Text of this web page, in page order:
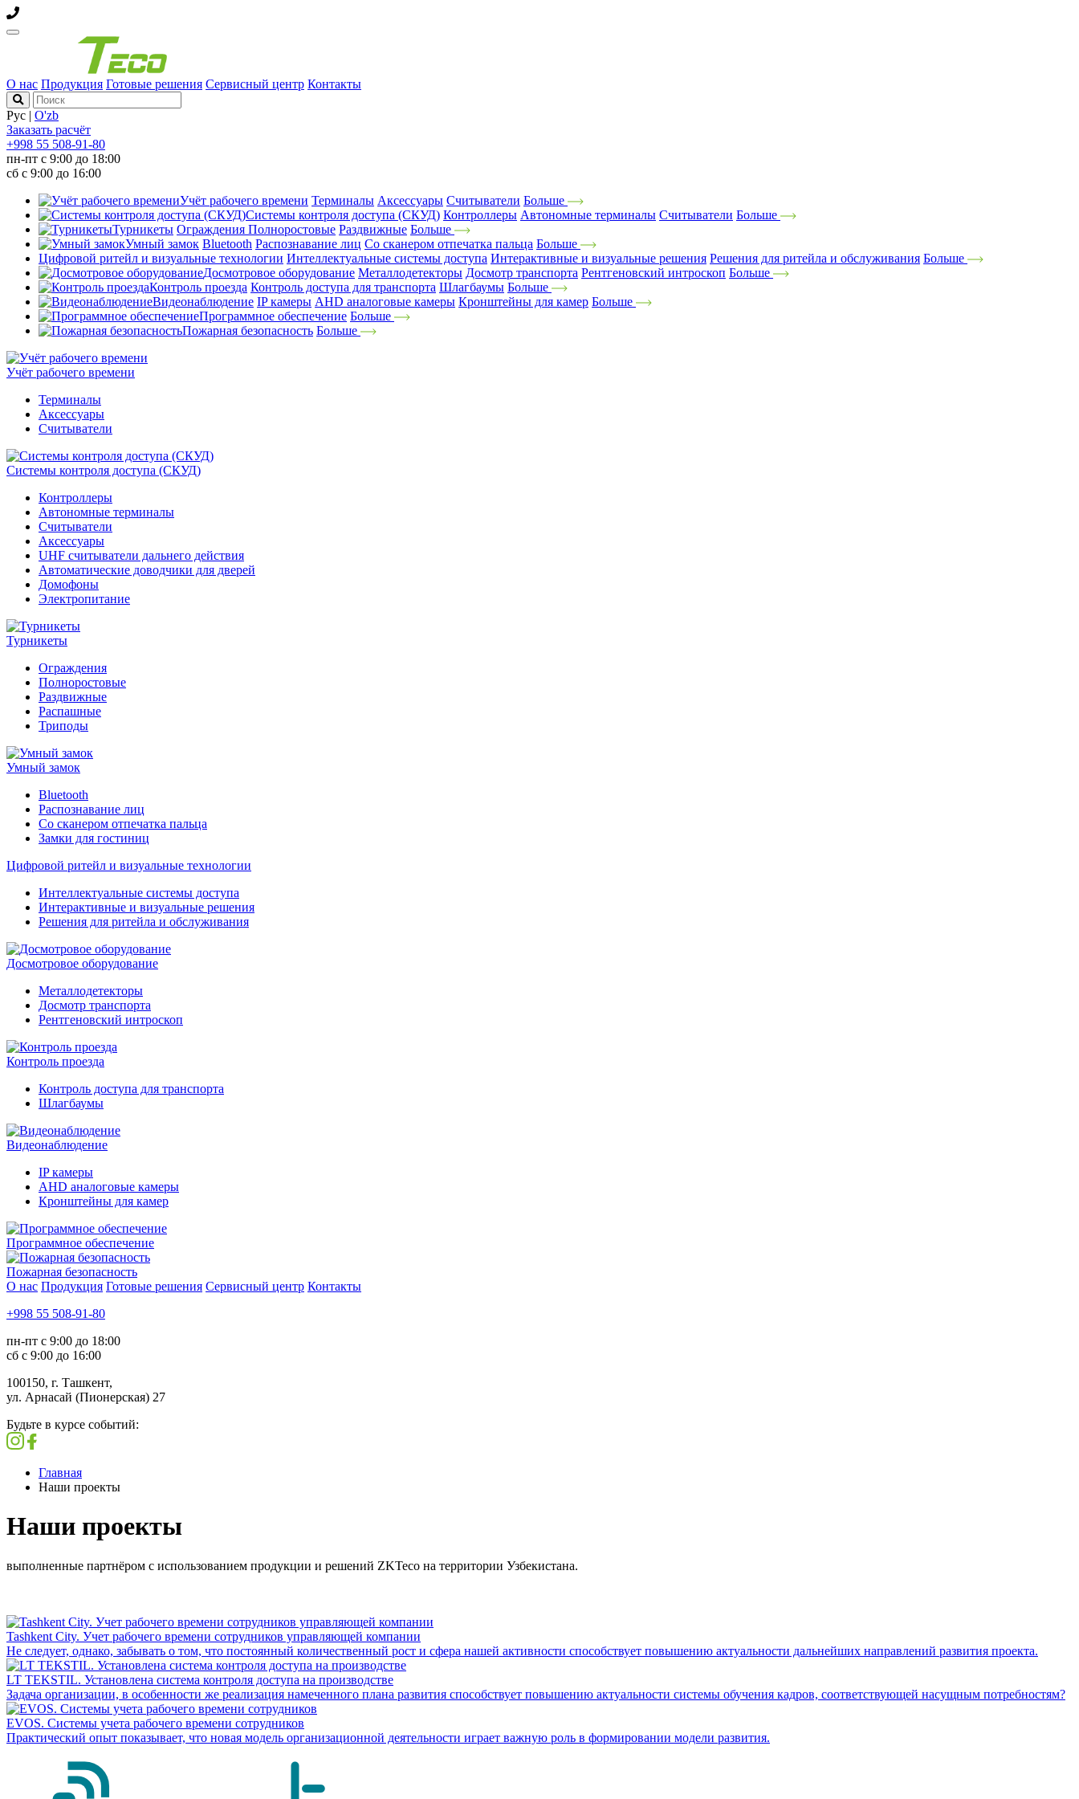
О нас Продукция Готовые решения Сервисный центр Контакты
Рус | O'zb
Заказать расчёт
+998 55 508-91-80
пн-пт с 9:00 до 18:00
сб с 9:00 до 16:00
Учёт рабочего времени Терминалы Аксессуары Считыватели Больше
Системы контроля доступа (СКУД) Контроллеры Автономные терминалы Считыватели Больше
Турникеты Ограждения Полноростовые Раздвижные Больше
Умный замок Bluetooth Распознавание лиц Со сканером отпечатка пальца Больше
Цифровой ритейл и визуальные технологии Интеллектуальные системы доступа Интерактивные и визуальные решения Решения для ритейла и обслуживания Больше
Досмотровое оборудование Металлодетекторы Досмотр транспорта Рентгеновский интроскоп Больше
Контроль проезда Контроль доступа для транспорта Шлагбаумы Больше
Видеонаблюдение IP камеры AHD аналоговые камеры Кронштейны для камер Больше
Программное обеспечение Больше
Пожарная безопасность Больше
Учёт рабочего времени
Терминалы
Аксессуары
Считыватели
Системы контроля доступа (СКУД)
Контроллеры
Автономные терминалы
Считыватели
Аксессуары
UHF считыватели дальнего действия
Автоматические доводчики для дверей
Домофоны
Электропитание
Турникеты
Ограждения
Полноростовые
Раздвижные
Распашные
Триподы
Умный замок
Bluetooth
Распознавание лиц
Со сканером отпечатка пальца
Замки для гостиниц
Цифровой ритейл и визуальные технологии
Интеллектуальные системы доступа
Интерактивные и визуальные решения
Решения для ритейла и обслуживания
Досмотровое оборудование
Металлодетекторы
Досмотр транспорта
Рентгеновский интроскоп
Контроль проезда
Контроль доступа для транспорта
Шлагбаумы
Видеонаблюдение
IP камеры
AHD аналоговые камеры
Кронштейны для камер
Программное обеспечение
Пожарная безопасность
О нас Продукция Готовые решения Сервисный центр Контакты
+998 55 508-91-80
пн-пт с 9:00 до 18:00
сб с 9:00 до 16:00
100150, г. Ташкент,
ул. Арнасай (Пионерская) 27
Будьте в курсе событий:
Главная
Наши проекты
Наши проекты
выполненные партнёром с использованием продукции и решений ZKTeco на территории Узбекистана.
Tashkent City. Учет рабочего времени сотрудников управляющей компании
Не следует, однако, забывать о том, что постоянный количественный рост и сфера нашей активности способствует повышению актуальности дальнейших направлений развития проекта.
LT TEKSTIL. Установлена система контроля доступа на производстве
Задача организации, в особенности же реализация намеченного плана развития способствует повышению актуальности системы обучения кадров, соответствующей насущным потребностям?
EVOS. Системы учета рабочего времени сотрудников
Практический опыт показывает, что новая модель организационной деятельности играет важную роль в формировании модели развития.